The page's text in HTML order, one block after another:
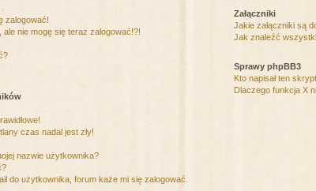
zalogować!
nie mogę się teraz zalogować!?!
czas nadal jest zły!
nazwie użytkownika?
do użytkownika, forum każe mi się zalogować.
Załączniki
Jakie załączniki są
Jak znaleźć
Sprawy phpBB3
Kto napisał ten
Dlaczego funkcja X